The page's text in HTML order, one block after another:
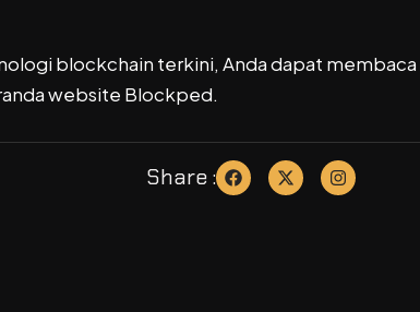
blockchain terkini, Anda dapat membaca
website Blockped.
Share :